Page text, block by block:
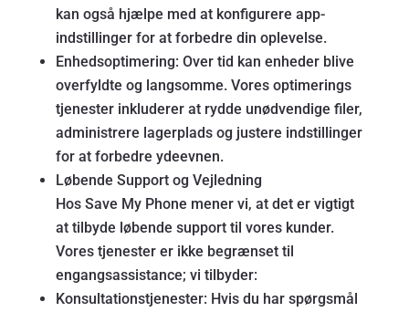
kan også hjælpe med at konfigurere app-
indstillinger for at forbedre din oplevelse.
Enhedsoptimering: Over tid kan enheder blive
overfyldte og langsomme. Vores optimerings
tjenester inkluderer at rydde unødvendige filer,
administrere lagerplads og justere indstillinger
for at forbedre ydeevnen.
Løbende Support og Vejledning
Hos Save My Phone mener vi, at det er vigtigt
at tilbyde løbende support til vores kunder.
Vores tjenester er ikke begrænset til
engangsassistance; vi tilbyder:
Konsultationstjenester: Hvis du har spørgsmål